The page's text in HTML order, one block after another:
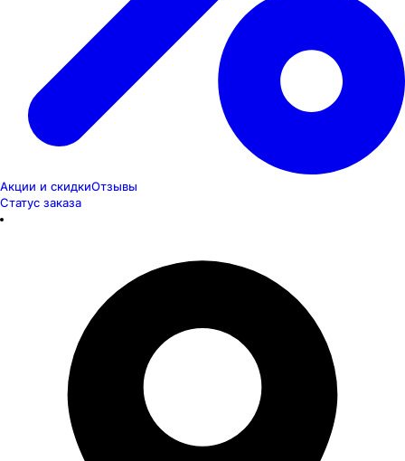
Акции и скидкиОтзывы
Статус заказа